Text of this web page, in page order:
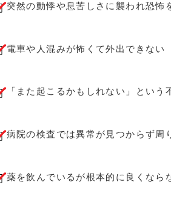
突然の動悸や息苦しさに襲われ恐怖
電車や人混みが怖くて外出できない
「また起こるかもしれない」という
病院の検査では異常が見つからず周
薬を飲んでいるが根本的に良くなら